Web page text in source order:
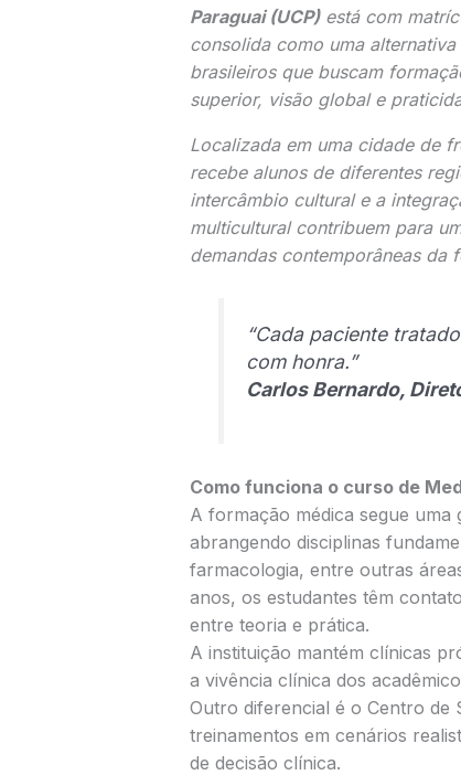
Paraguai (UCP)está com
consolida como uma
brasileiros que buscam
superior, visão global e
Localizada em uma cidade de
recebe alunos de diferentes
intercâmbio cultural e a
multicultural contribuem para
demandas contemporâneas da
“Cada paciente
com honra.”
Carlos Bernardo,
Como funciona o curso de
A formação médica segue
abrangendo disciplinas
farmacologia, entre outras
anos, os estudantes têm
entre teoria e prática.
A instituição mantém clínicas
a vivência clínica dos
Outro diferencial é o Centro de
treinamentos em cenários
de decisão clínica.